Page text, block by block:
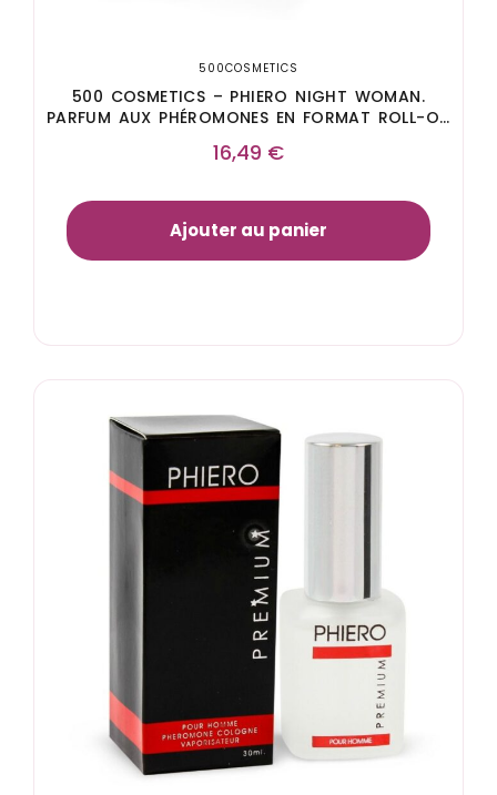
500COSMETICS
500 COSMETICS – PHIERO NIGHT WOMAN.
PARFUM AUX PHÉROMONES EN FORMAT ROLL-ON
16,49 €
Ajouter au panier